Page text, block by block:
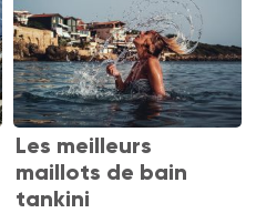
Les meilleurs
maillots de bain
tankini